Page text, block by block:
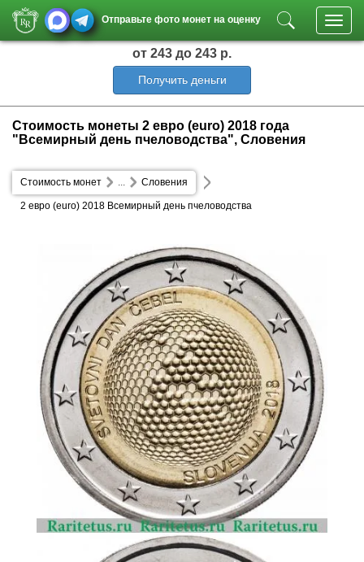
Отправьте фото монет на оценку
от 243 до 243 р.
Получить деньги
Стоимость монеты 2 евро (euro) 2018 года
"Всемирный день пчеловодства", Словения
Стоимость монет Словения
...
2 евро (euro) 2018 Всемирный день пчеловодства